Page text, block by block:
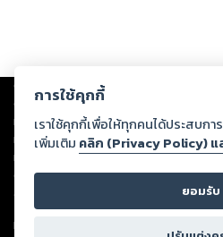
Copyright © 2026
ต่อผลงานหรือเนื้อหาใดที่อัปโหลดผ่านเว็บไซ
ทรัพย์สินทางปัญญาของบุคคลอื่นหรือขัดต่อ
ทุกท่านโปรดใช้วิจารณญาณในการกลั่นกรอง
หนึ่งส่วนใดขัดต่อกฎหมายและศีลธรรม กรุณา
ดำเนินการในทันที ทั้งนี้ ทางสตอรี่ล็อกขอ
ลิขสิทธิ์ พ.ศ. 2537 (ฉบับล่าสุด)
For support: member@ookbee.com
การใช้คุกกี้
เราใช้คุกกี้เพื่อให้ทุกคนได้ประสบก
เพิ่มเติม คลิก (Privacy Policy)
ยอมรับ